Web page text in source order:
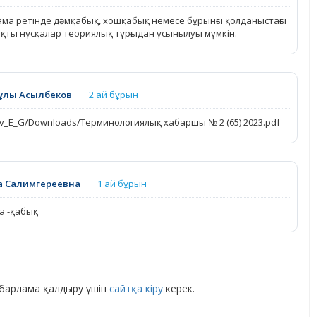
ретінде дәмқабық, хошқабық немесе бұрынғы қолданыстағы
нұсқалар теориялық тұрғыдан ұсынылуы мүмкін.
Асылбеков 2 ай бұрын
Downloads/Терминологиялық хабаршы № 2 (65) 2023.pdf
Салимгереевна 1 ай бұрын
-қабық
қалдыру үшінсайтқа кіру керек.